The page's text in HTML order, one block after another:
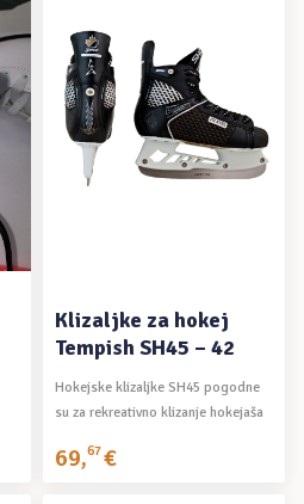
PROČITAJ VIŠE
Klizaljke za hokej
Tempish SH45 – 42
Hokejske klizaljke SH45 pogodne
su za rekreativno klizanje hokejaša
69,67€